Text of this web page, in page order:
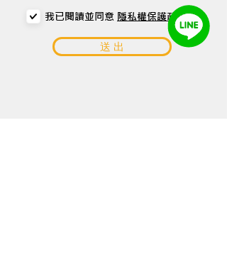
我已閱讀並同意 隱私權保護政策
送 出